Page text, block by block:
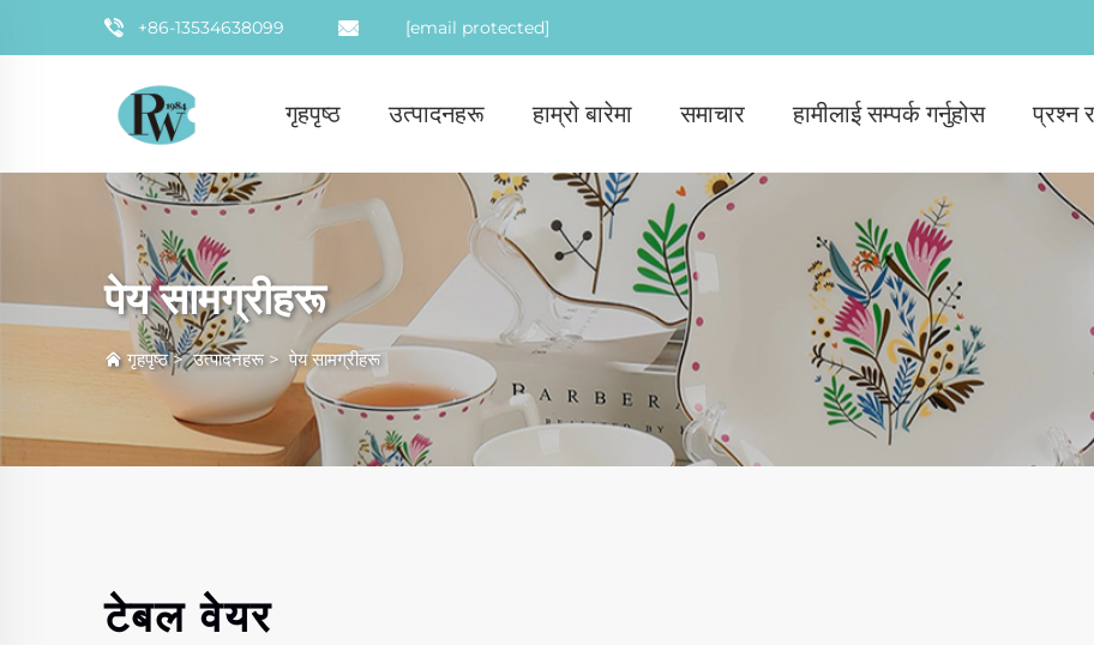
+86-13534638099 [email protected]
गृहपृष्ठ उत्पादनहरू हाम्रो बारेमा समाचार हामीलाई सम्पर्क गर्नुहोस प्रश्न
पेय सामग्रीहरू
गृहपृष्ठ>उत्पादनहरू> पेय सामग्रीहरू
टेबल वेयर